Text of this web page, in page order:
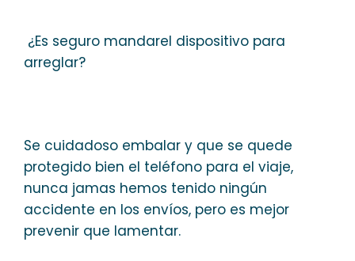
¿Es seguro mandarel dispositivo para
arreglar?
Se cuidadoso embalar y que se quede
protegido bien el teléfono para el viaje,
nunca jamas hemos tenido ningún
accidente en los envíos, pero es mejor
prevenir que lamentar.